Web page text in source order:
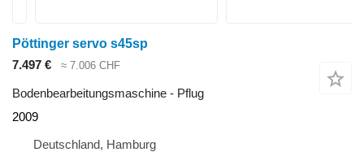
Pöttinger servo s45sp
7.497 €
≈ 7.006 CHF
Bodenbearbeitungsmaschine - Pflug
2009
Deutschland, Hamburg